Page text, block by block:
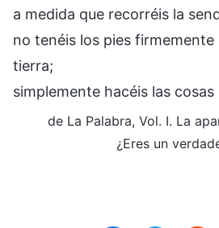
a medida que recorréis la
no tenéis los pies firmemente
tierra;
simplemente hacéis las
de La Palabra, Vol. I. La
¿Eres un